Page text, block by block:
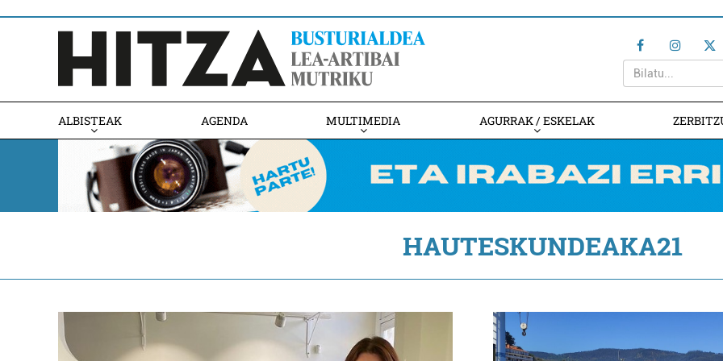
ALBISTEAK AGENDA MULTIMEDIA AGURRAK / ESKELAK
HAUTESKUNDEAKA21